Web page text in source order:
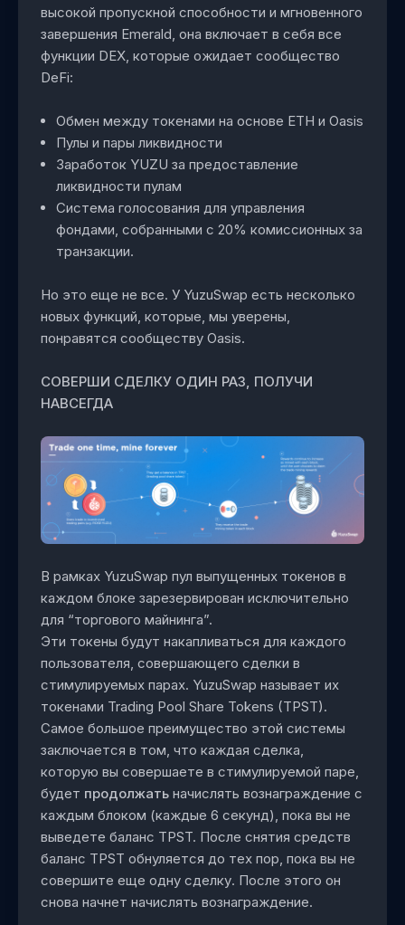
высокой пропускной способности и мгновенного
завершения Emerald, она включает в себя все
функции DEX, которые ожидает сообщество
DeFi:
Обмен между токенами на основе ETH и Oasis
Пулы и пары ликвидности
Заработок YUZU за предоставление
ликвидности пулам
Система голосования для управления
фондами, собранными с 20% комиссионных за
транзакции.
Но это еще не все. У YuzuSwap есть несколько
новых функций, которые, мы уверены,
понравятся сообществу Oasis.
СОВЕРШИ СДЕЛКУ ОДИН РАЗ, ПОЛУЧИ
НАВСЕГДА
В рамках YuzuSwap пул выпущенных токенов в
каждом блоке зарезервирован исключительно
для “торгового майнинга”.
Эти токены будут накапливаться для каждого
пользователя, совершающего сделки в
стимулируемых парах. YuzuSwap называет их
токенами Trading Pool Share Tokens (TPST).
Самое большое преимущество этой системы
заключается в том, что каждая сделка,
которую вы совершаете в стимулируемой паре,
будет продолжать начислять вознаграждение с
каждым блоком (каждые 6 секунд), пока вы не
выведете баланс TPST. После снятия средств
баланс TPST обнуляется до тех пор, пока вы не
совершите еще одну сделку. После этого он
снова начнет начислять вознаграждение.